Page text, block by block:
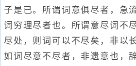
子是已。所谓词意俱尽者，急
词穷理尽者也。所谓意尽词不
尽处，则词可以不尽矣，非以
如词尽意不尽者，非遗意也，